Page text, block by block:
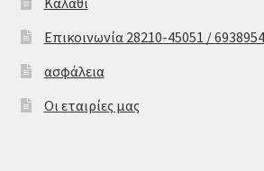
Επικοινωνία 28210-45051 /
ασφάλεια
Οι εταιρίες μας